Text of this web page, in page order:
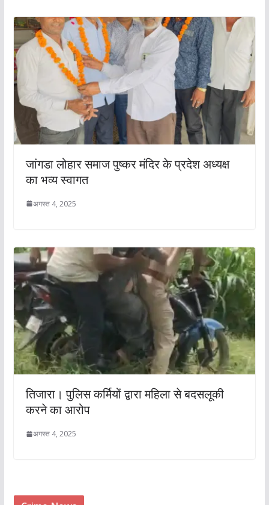
जांगडा लोहार समाज पुष्कर मंदिर के प्रदेश अध्यक्ष
का भव्य स्वागत
अगस्त 4, 2025
तिजारा। पुलिस कर्मियों द्वारा महिला से बदसलूकी
करने का आरोप
अगस्त 4, 2025